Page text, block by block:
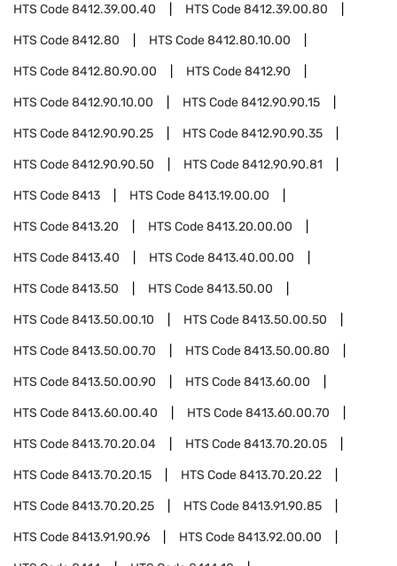
HTS Code8412.39.00.40 HTS Code8412.39.00.80
HTS Code8412.80 HTS Code8412.80.10.00
HTS Code8412.80.90.00 HTS Code8412.90
HTS Code8412.90.10.00 HTS Code8412.90.90.15
HTS Code8412.90.90.25 HTS Code8412.90.90.35
HTS Code8412.90.90.50 HTS Code8412.90.90.81
HTS Code8413 HTS Code8413.19.00.00
HTS Code8413.20 HTS Code8413.20.00.00
HTS Code8413.40 HTS Code8413.40.00.00
HTS Code8413.50 HTS Code8413.50.00
HTS Code8413.50.00.10 HTS Code8413.50.00.50
HTS Code8413.50.00.70 HTS Code8413.50.00.80
HTS Code8413.50.00.90 HTS Code8413.60.00
HTS Code8413.60.00.40 HTS Code8413.60.00.70
HTS Code8413.70.20.04 HTS Code8413.70.20.05
HTS Code8413.70.20.15 HTS Code8413.70.20.22
HTS Code8413.70.20.25 HTS Code8413.91.90.85
HTS Code8413.91.90.96 HTS Code8413.92.00.00